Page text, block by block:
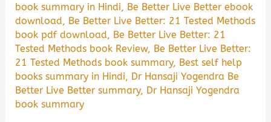
book summary in Hindi, Be Better Live Better ebook
download, Be Better Live Better: 21 Tested Methods
book pdf download, Be Better Live Better: 21
Tested Methods book Review, Be Better Live Better:
21 Tested Methods book summary, Best self help
books summary in Hindi, Dr Hansaji Yogendra Be
Better Live Better summary, Dr Hansaji Yogendra
book summary